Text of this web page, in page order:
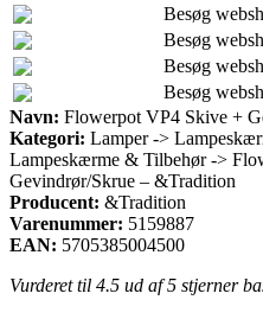
Besøg
Besøg
Besøg
Besøg
Navn: Flowerpot VP4 Skive +
Kategori: Lamper ->
Lampeskærme & Tilbehør ->
Gevindrør/Skrue – &Tradition
Producent: &Tradition
Varenummer: 5159887
EAN: 5705385004500
Vurderet til 4.5 ud af 5 stjerner